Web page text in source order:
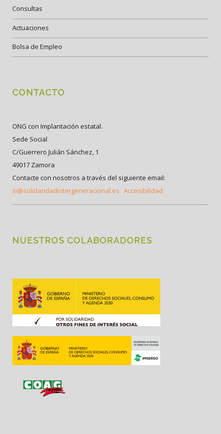
Consultas
Actuaciones
Bolsa de Empleo
CONTACTO
ONG con Implantación estatal.
Sede Social
C/Guerrero Julián Sánchez, 1
49017 Zamora
Contacte con nosotros a través del siguiente email:
si@solidaridadintergeneracional.es Accesibilidad
NUESTROS COLABORADORES